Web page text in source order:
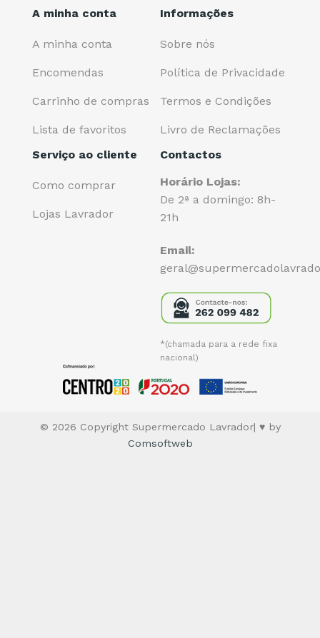
A minha conta
A minha conta
Encomendas
Carrinho de compras
Lista de favoritos
Informações
Sobre nós
Política de Privacidade
Termos e Condições
Livro de Reclamações
Serviço ao cliente
Como comprar
Lojas Lavrador
Contactos
Horário Lojas:
De 2ª a domingo: 8h-
21h
Email:
*(chamada para a rede fixa
nacional)
© 2026 Copyright Supermercado Lavrador| ♥ by
Comsoftweb